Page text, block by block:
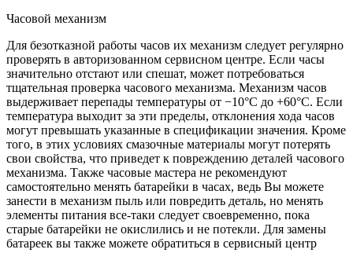
Часовой механизм
Для безотказной работы часов их механизм следует регулярно
проверять в авторизованном сервисном центре. Если часы
значительно отстают или спешат, может потребоваться
тщательная проверка часового механизма. Механизм часов
выдерживает перепады температуры от −10°C до +60°C. Если
температура выходит за эти пределы, отклонения хода часов
могут превышать указанные в спецификации значения. Кроме
того, в этих условиях смазочные материалы могут потерять
свои свойства, что приведет к повреждению деталей часового
механизма. Также часовые мастера не рекомендуют
самостоятельно менять батарейки в часах, ведь Вы можете
занести в механизм пыль или повредить деталь, но менять
элементы питания все-таки следует своевременно, пока
старые батарейки не окислились и не потекли. Для замены
батареек вы также можете обратиться в сервисный центр